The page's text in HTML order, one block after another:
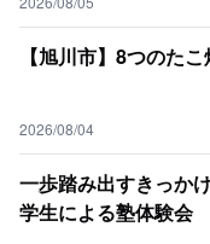
【旭川市】8つのた
2026/08/04
一歩踏み出すきっか
学生による塾体験会